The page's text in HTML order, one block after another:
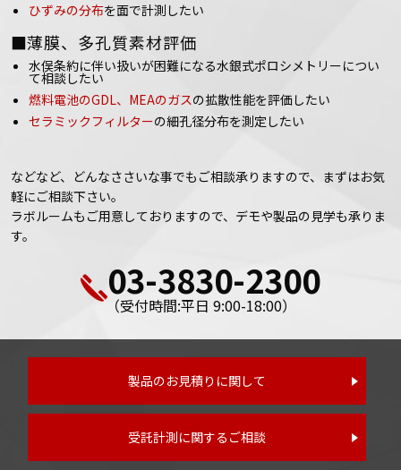
ひずみの分布を面で計測したい
■薄膜、多孔質素材評価
水俣条約に伴い扱いが困難になる水銀式ポロシメトリーについ
て相談したい
燃料電池のGDL、MEAのガスの拡散性能を評価したい
セラミックフィルターの細孔径分布を測定したい
などなど、どんなささいな事でもご相談承りますので、まずはお気
軽にご相談下さい。
ラボルームもご用意しておりますので、デモや製品の見学も承りま
す。
03-3830-2300
（受付時間:平日 9:00-18:00）
製品のお見積りに関して
受託計測に関するご相談